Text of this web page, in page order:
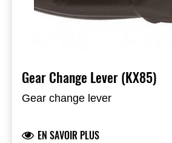
Gear Change Lever (KX85)
Gear change lever
EN SAVOIR PLUS